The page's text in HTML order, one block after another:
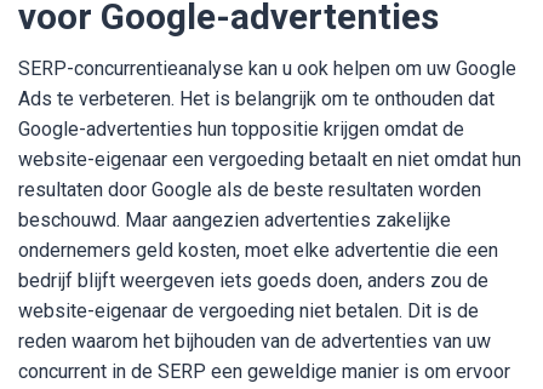
voor Google-advertenties
SERP-concurrentieanalyse kan u ook helpen om uw Google
Ads te verbeteren. Het is belangrijk om te onthouden dat
Google-advertenties hun toppositie krijgen omdat de
website-eigenaar een vergoeding betaalt en niet omdat hun
resultaten door Google als de beste resultaten worden
beschouwd. Maar aangezien advertenties zakelijke
ondernemers geld kosten, moet elke advertentie die een
bedrijf blijft weergeven iets goeds doen, anders zou de
website-eigenaar de vergoeding niet betalen. Dit is de
reden waarom het bijhouden van de advertenties van uw
concurrent in de SERP een geweldige manier is om ervoor